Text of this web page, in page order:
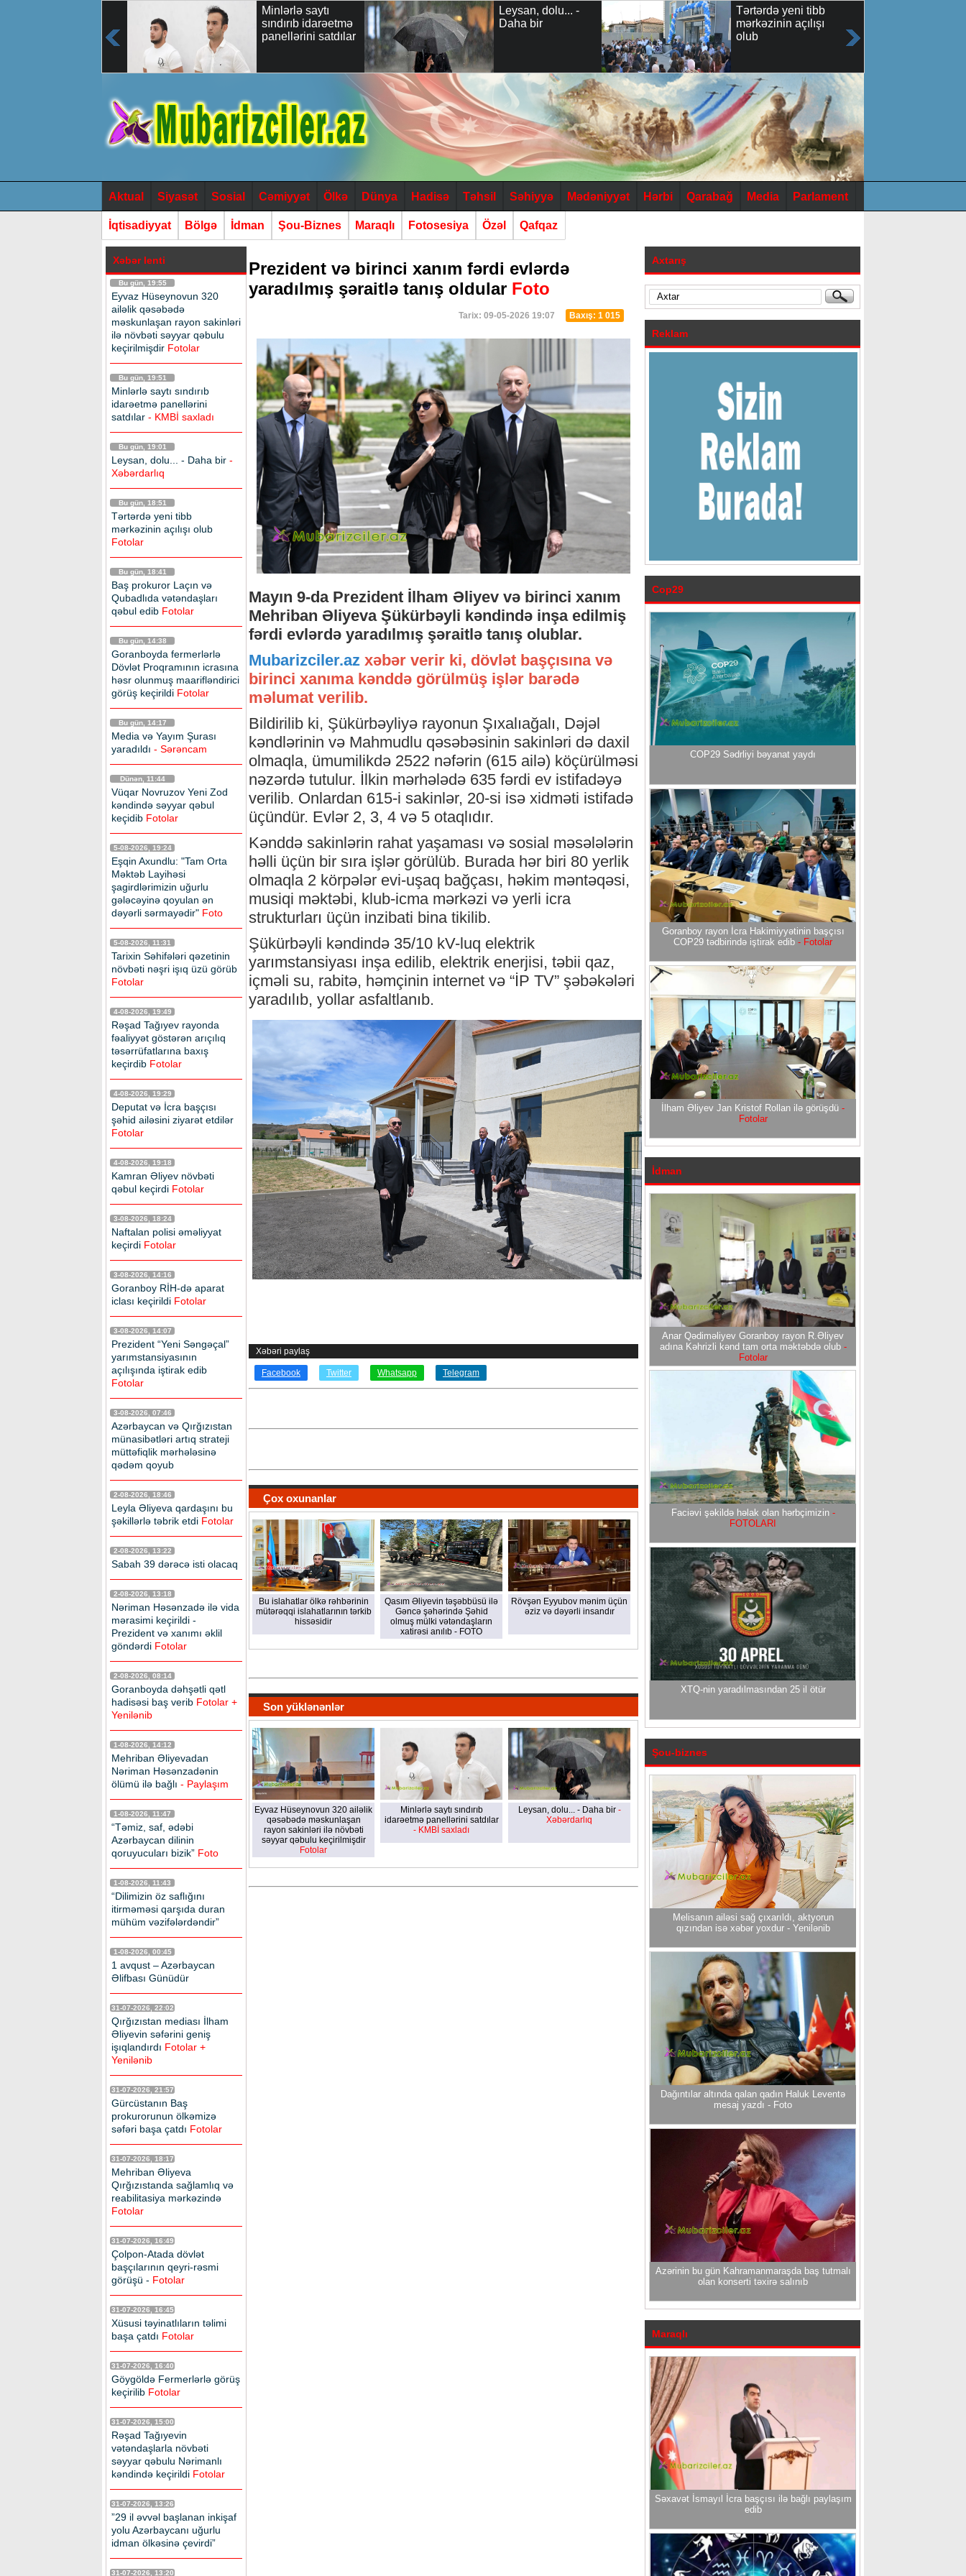
Minlərlə saytı
sındırıb idarəetmə
panellərini satdılar
Leysan, dolu... -
Daha bir
Tərtərdə yeni tibb
mərkəzinin açılışı
olub
Aktual Siyasət Sosial Cəmiyyət Ölkə Dünya Hadisə Təhsil Səhiyyə Mədəniyyət Hərbi Qarabağ Media Parlament
İqtisadiyyat Bölgə İdman Şou-Biznes Maraqlı Fotosesiya Özəl Qafqaz
Xəbər lenti
Bu gün, 19:55
Eyvaz Hüseynovun 320
ailəlik qəsəbədə
məskunlaşan rayon sakinləri
ilə növbəti səyyar qəbulu
keçirilmişdir Fotolar
Bu gün, 19:51
Minlərlə saytı sındırıb
idarəetmə panellərini
satdılar - KMBİ saxladı
Bu gün, 19:01
Leysan, dolu... - Daha bir -
Xəbərdarlıq
Bu gün, 18:51
Tərtərdə yeni tibb
mərkəzinin açılışı olub
Fotolar
Bu gün, 18:41
Baş prokuror Laçın və
Qubadlıda vətəndaşları
qəbul edib Fotolar
Bu gün, 14:38
Goranboyda fermerlərlə
Dövlət Proqramının icrasına
həsr olunmuş maarifləndirici
görüş keçirildi Fotolar
Bu gün, 14:17
Media və Yayım Şurası
yaradıldı - Sərəncam
Dünən, 11:44
Vüqar Novruzov Yeni Zod
kəndində səyyar qəbul
keçidib Fotolar
5-08-2026, 19:24
Eşqin Axundlu: "Tam Orta
Məktəb Layihəsi
şagirdlərimizin uğurlu
gələcəyinə qoyulan ən
dəyərli sərmayədir" Foto
5-08-2026, 11:31
Tarixin Səhifələri qəzetinin
növbəti nəşri işıq üzü görüb
Fotolar
4-08-2026, 19:49
Rəşad Tağıyev rayonda
fəaliyyət göstərən arıçılıq
təsərrüfatlarına baxış
keçirdib Fotolar
4-08-2026, 19:29
Deputat və İcra başçısı
şəhid ailəsini ziyarət etdilər
Fotolar
4-08-2026, 19:18
Kamran Əliyev növbəti
qəbul keçirdi Fotolar
3-08-2026, 18:24
Naftalan polisi əməliyyat
keçirdi Fotolar
3-08-2026, 14:16
Goranboy RİH-də aparat
iclası keçirildi Fotolar
3-08-2026, 14:07
Prezident “Yeni Səngəçal”
yarımstansiyasının
açılışında iştirak edib
Fotolar
3-08-2026, 07:46
Azərbaycan və Qırğızıstan
münasibətləri artıq strateji
müttəfiqlik mərhələsinə
qədəm qoyub
2-08-2026, 18:46
Leyla Əliyeva qardaşını bu
şəkillərlə təbrik etdi Fotolar
2-08-2026, 13:22
Sabah 39 dərəcə isti olacaq
2-08-2026, 13:18
Nəriman Həsənzadə ilə vida
mərasimi keçirildi -
Prezident və xanımı əklil
göndərdi Fotolar
2-08-2026, 08:14
Goranboyda dəhşətli qətl
hadisəsi baş verib Fotolar +
Yenilənib
1-08-2026, 14:12
Mehriban Əliyevadan
Nəriman Həsənzadənin
ölümü ilə bağlı - Paylaşım
1-08-2026, 11:47
“Təmiz, saf, ədəbi
Azərbaycan dilinin
qoruyucuları bizik” Foto
1-08-2026, 11:43
“Dilimizin öz saflığını
itirməməsi qarşıda duran
mühüm vəzifələrdəndir”
1-08-2026, 00:45
1 avqust – Azərbaycan
Əlifbası Günüdür
31-07-2026, 22:02
Qırğızıstan mediası İlham
Əliyevin səfərini geniş
işıqlandırdı Fotolar +
Yenilənib
31-07-2026, 21:57
Gürcüstanın Baş
prokurorunun ölkəmizə
səfəri başa çatdı Fotolar
31-07-2026, 18:17
Mehriban Əliyeva
Qırğızıstanda sağlamlıq və
reabilitasiya mərkəzində
Fotolar
31-07-2026, 16:49
Çolpon-Atada dövlət
başçılarının qeyri-rəsmi
görüşü - Fotolar
31-07-2026, 16:45
Xüsusi təyinatlıların təlimi
başa çatdı Fotolar
31-07-2026, 16:40
Göygöldə Fermerlərlə görüş
keçirilib Fotolar
31-07-2026, 15:00
Rəşad Tağıyevin
vətəndaşlarla növbəti
səyyar qəbulu Nərimanlı
kəndində keçirildi Fotolar
31-07-2026, 13:26
”29 il əvvəl başlanan inkişaf
yolu Azərbaycanı uğurlu
idman ölkəsinə çevirdi”
31-07-2026, 13:20
Prezident və birinci xanım fərdi evlərdə
yaradılmış şəraitlə tanış oldular Foto
Tarix: 09-05-2026 19:07 Baxış: 1 015
Mayın 9-da Prezident İlham Əliyev və birinci xanım
Mehriban Əliyeva Şükürbəyli kəndində inşa edilmiş
fərdi evlərdə yaradılmış şəraitlə tanış olublar.
Mubarizciler.az xəbər verir ki, dövlət başçısına və
birinci xanıma kənddə görülmüş işlər barədə
məlumat verilib.
Bildirilib ki, Şükürbəyliyə rayonun Şıxalıağalı, Dəjəl
kəndlərinin və Mahmudlu qəsəbəsinin sakinləri də daxil
olmaqla, ümumilikdə 2522 nəfərin (615 ailə) köçürülməsi
nəzərdə tutulur. İlkin mərhələdə 635 fərdi ev istifadəyə
verilib. Onlardan 615-i sakinlər, 20-si isə xidməti istifadə
üçündür. Evlər 2, 3, 4 və 5 otaqlıdır.
Kənddə sakinlərin rahat yaşaması və sosial məsələlərin
həlli üçün bir sıra işlər görülüb. Burada hər biri 80 yerlik
olmaqla 2 körpələr evi-uşaq bağçası, həkim məntəqəsi,
musiqi məktəbi, klub-icma mərkəzi və yerli icra
strukturları üçün inzibati bina tikilib.
Şükürbəyli kəndində 35/10 kV-luq elektrik
yarımstansiyası inşa edilib, elektrik enerjisi, təbii qaz,
içməli su, rabitə, həmçinin internet və “İP TV” şəbəkələri
yaradılıb, yollar asfaltlanıb.
Xəbəri paylaş
Facebook Twitter Whatsapp Telegram
Çox oxunanlar
Bu islahatlar ölkə rəhbərinin
mütərəqqi islahatlarının tərkib
hissəsidir
Qasım Əliyevin təşəbbüsü ilə
Gəncə şəhərində Şəhid
olmuş mülki vətəndaşların
xatirəsi anılıb - FOTO
Rövşən Eyyubov mənim üçün
əziz və dəyərli insandır
Son yüklənənlər
Eyvaz Hüseynovun 320 ailəlik
qəsəbədə məskunlaşan
rayon sakinləri ilə növbəti
səyyar qəbulu keçirilmişdir
Fotolar
Minlərlə saytı sındırıb
idarəetmə panellərini satdılar
- KMBİ saxladı
Leysan, dolu... - Daha bir -
Xəbərdarlıq
Axtarış
Reklam
Cop29
COP29 Sədrliyi bəyanat yaydı
Goranboy rayon İcra Hakimiyyətinin başçısı
COP29 tədbirində iştirak edib - Fotolar
İlham Əliyev Jan Kristof Rollan ilə görüşdü -
Fotolar
İdman
Anar Qədiməliyev Goranboy rayon R.Əliyev
adına Kəhrizli kənd tam orta məktəbdə olub -
Fotolar
Faciəvi şəkildə həlak olan hərbçimizin -
FOTOLARI
XTQ-nin yaradılmasından 25 il ötür
Şou-biznes
Melisanın ailəsi sağ çıxarıldı, aktyorun
qızından isə xəbər yoxdur - Yenilənib
Dağıntılar altında qalan qadın Haluk Leventə
mesaj yazdı - Foto
Azərinin bu gün Kahramanmaraşda baş tutmalı
olan konserti təxirə salınıb
Maraqlı
Səxavət İsmayıl İcra başçısı ilə bağlı paylaşım
edib